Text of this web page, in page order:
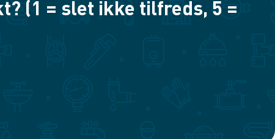
(1 = slet ikke tilfreds, 5 =